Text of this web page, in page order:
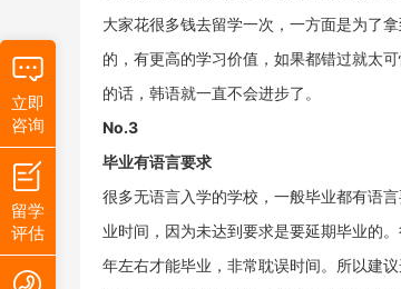
大家花很多钱去留学一次，一方面是为了
的，有更高的学习价值，如果都错过就太
的话，韩语就一直不会进步了。
No.3
毕业有语言要求
很多无语言入学的学校，一般毕业都有语
业时间，因为未达到要求是要延期毕业的
年左右才能毕业，非常耽误时间。所以建
立即
咨询
留学
评估